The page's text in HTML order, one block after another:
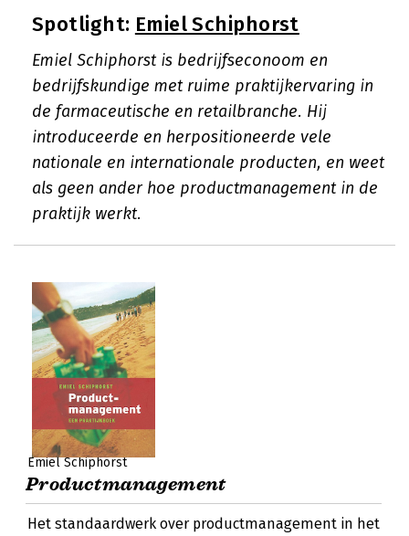
Spotlight: Emiel Schiphorst
Emiel Schiphorst is bedrijfseconoom en
bedrijfskundige met ruime praktijkervaring in
de farmaceutische en retailbranche. Hij
introduceerde en herpositioneerde vele
nationale en internationale producten, en weet
als geen ander hoe productmanagement in de
praktijk werkt.
Emiel Schiphorst
Productmanagement
Het standaardwerk over productmanagement in het